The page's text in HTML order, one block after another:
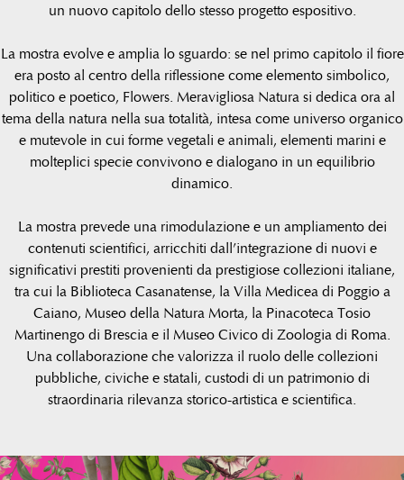
un nuovo capitolo dello stesso progetto espositivo.
La mostra evolve e amplia lo sguardo: se nel primo capitolo il fiore
era posto al centro della riflessione come elemento simbolico,
politico e poetico, Flowers. Meravigliosa Natura si dedica ora al
tema della natura nella sua totalità, intesa come universo organico
e mutevole in cui forme vegetali e animali, elementi marini e
molteplici specie convivono e dialogano in un equilibrio
dinamico.
La mostra prevede una rimodulazione e un ampliamento dei
contenuti scientifici, arricchiti dall’integrazione di nuovi e
significativi prestiti provenienti da prestigiose collezioni italiane,
tra cui la Biblioteca Casanatense, la Villa Medicea di Poggio a
Caiano, Museo della Natura Morta, la Pinacoteca Tosio
Martinengo di Brescia e il Museo Civico di Zoologia di Roma.
Una collaborazione che valorizza il ruolo delle collezioni
pubbliche, civiche e statali, custodi di un patrimonio di
straordinaria rilevanza storico-artistica e scientifica.